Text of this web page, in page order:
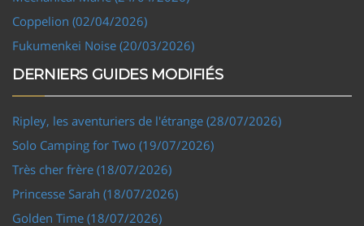
Coppelion (02/04/2026)
Fukumenkei Noise (20/03/2026)
DERNIERS GUIDES MODIFIÉS
Ripley, les aventuriers de l'étrange (28/07/2026)
Solo Camping for Two (19/07/2026)
Très cher frère (18/07/2026)
Princesse Sarah (18/07/2026)
Golden Time (18/07/2026)